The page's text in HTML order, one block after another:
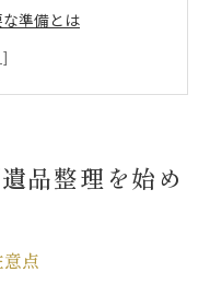
準備とは
とポイント
での進め方
決する手順
の工夫
品整理を始め
点